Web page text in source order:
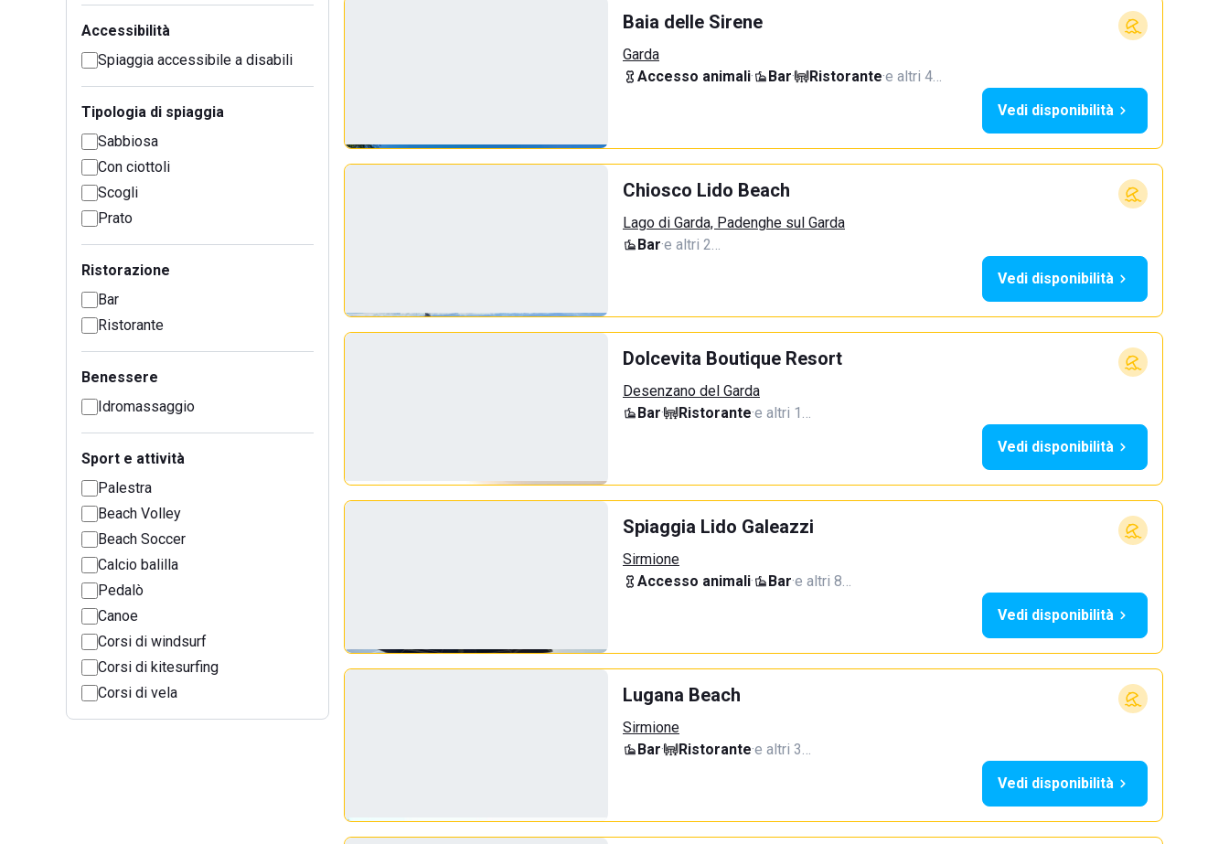
Accessibilità
Spiaggia accessibile a disabili
Tipologia di spiaggia
Sabbiosa
Con ciottoli
Scogli
Prato
Ristorazione
Bar
Ristorante
Benessere
Idromassaggio
Sport e attività
Palestra
Beach Volley
Beach Soccer
Calcio balilla
Pedalò
Canoe
Corsi di windsurf
Corsi di kitesurfing
Corsi di vela
Baia delle Sirene
Garda
Accesso animali· Bar· Ristorante·e altri 4…
Vedi disponibilità
Chiosco Lido Beach
Lago di Garda, Padenghe sul Garda
Bar·e altri 2…
Vedi disponibilità
Dolcevita Boutique Resort
Desenzano del Garda
Bar· Ristorante·e altri 1…
Vedi disponibilità
Spiaggia Lido Galeazzi
Sirmione
Accesso animali· Bar·e altri 8…
Vedi disponibilità
Lugana Beach
Sirmione
Bar· Ristorante·e altri 3…
Vedi disponibilità